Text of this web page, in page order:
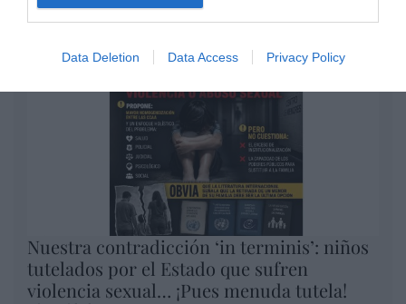
Data Deletion Data Access Privacy Policy
Nuestra contradicción ‘in terminis’: niños
tutelados por el Estado que sufren
violencia sexual… ¡Pues menuda tutela!